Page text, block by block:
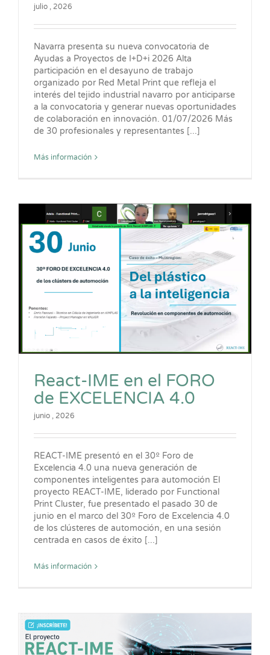
julio , 2026
Navarra presenta su nueva convocatoria de
Ayudas a Proyectos de I+D+i 2026 Alta
participación en el desayuno de trabajo
organizado por Red Metal Print que refleja el
interés del tejido industrial navarro por anticiparse
a la convocatoria y generar nuevas oportunidades
de colaboración en innovación. 01/07/2026 Más
de 30 profesionales y representantes [...]
Más información
React-IME en el FORO
de EXCELENCIA 4.0
junio , 2026
REACT-IME presentó en el 30º Foro de
Excelencia 4.0 una nueva generación de
componentes inteligentes para automoción El
proyecto REACT-IME, liderado por Functional
Print Cluster, fue presentado el pasado 30 de
junio en el marco del 30º Foro de Excelencia 4.0
de los clústeres de automoción, en una sesión
centrada en casos de éxito [...]
Más información